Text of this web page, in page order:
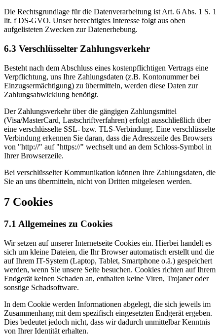
Die Rechtsgrundlage für die Datenverarbeitung ist Art. 6 Abs. 1 S. 1
lit. f DS-GVO. Unser berechtigtes Interesse folgt aus oben
aufgelisteten Zwecken zur Datenerhebung.
6.3 Verschlüsselter Zahlungsverkehr
Besteht nach dem Abschluss eines kostenpflichtigen Vertrags eine
Verpflichtung, uns Ihre Zahlungsdaten (z.B. Kontonummer bei
Einzugsermächtigung) zu übermitteln, werden diese Daten zur
Zahlungsabwicklung benötigt.
Der Zahlungsverkehr über die gängigen Zahlungsmittel
(Visa/MasterCard, Lastschriftverfahren) erfolgt ausschließlich über
eine verschlüsselte SSL- bzw. TLS-Verbindung. Eine verschlüsselte
Verbindung erkennen Sie daran, dass die Adresszeile des Browsers
von "http://" auf "https://" wechselt und an dem Schloss-Symbol in
Ihrer Browserzeile.
Bei verschlüsselter Kommunikation können Ihre Zahlungsdaten, die
Sie an uns übermitteln, nicht von Dritten mitgelesen werden.
7 Cookies
7.1 Allgemeines zu Cookies
Wir setzen auf unserer Internetseite Cookies ein. Hierbei handelt es
sich um kleine Dateien, die Ihr Browser automatisch erstellt und die
auf Ihrem IT-System (Laptop, Tablet, Smartphone o.ä.) gespeichert
werden, wenn Sie unsere Seite besuchen. Cookies richten auf Ihrem
Endgerät keinen Schaden an, enthalten keine Viren, Trojaner oder
sonstige Schadsoftware.
In dem Cookie werden Informationen abgelegt, die sich jeweils im
Zusammenhang mit dem spezifisch eingesetzten Endgerät ergeben.
Dies bedeutet jedoch nicht, dass wir dadurch unmittelbar Kenntnis
von Ihrer Identität erhalten.